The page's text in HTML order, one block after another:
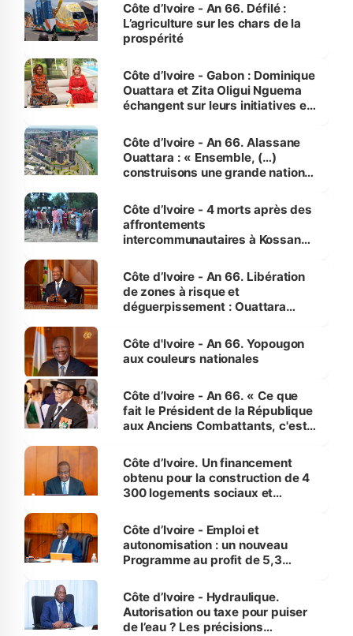
Côte d’Ivoire - An 66. Défilé :
L’agriculture sur les chars de la
prospérité
Côte d’Ivoire - Gabon : Dominique
Ouattara et Zita Oligui Nguema
échangent sur leurs initiatives en
enfants
Côte d’Ivoire - An 66. Alassane
Ouattara : « Ensemble, (…)
construisons une grande nation
générations futures »
Côte d’Ivoire - 4 morts après des
affrontements
intercommunautaires à Kossandji
milieu des sinistrés
Côte d’Ivoire - An 66. Libération
de zones à risque et
déguerpissement : Ouattara
l'Etat de droit pour préserver les
vies humaines »
Côte d'Ivoire - An 66. Yopougon
aux couleurs nationales
Côte d’Ivoire - An 66. « Ce que
fait le Président de la République
aux Anciens Combattants, c'est
Côte d’Ivoire. Un financement
obtenu pour la construction de 4
300 logements sociaux et
et Yamoussoukro
Côte d’Ivoire - Emploi et
autonomisation : un nouveau
Programme au profit de 5,3
Côte d’Ivoire - Hydraulique.
Autorisation ou taxe pour puiser
de l’eau ? Les précisions